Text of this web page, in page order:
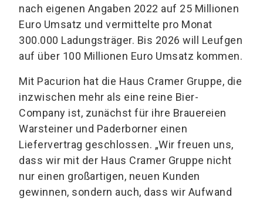
nach eigenen Angaben 2022 auf 25 Millionen
Euro Umsatz und vermittelte pro Monat
300.000 Ladungsträger. Bis 2026 will Leufgen
auf über 100 Millionen Euro Umsatz kommen.
Mit Pacurion hat die Haus Cramer Gruppe, die
inzwischen mehr als eine reine Bier-
Company ist, zunächst für ihre Brauereien
Warsteiner und Paderborner einen
Liefervertrag geschlossen. „Wir freuen uns,
dass wir mit der Haus Cramer Gruppe nicht
nur einen großartigen, neuen Kunden
gewinnen, sondern auch, dass wir Aufwand